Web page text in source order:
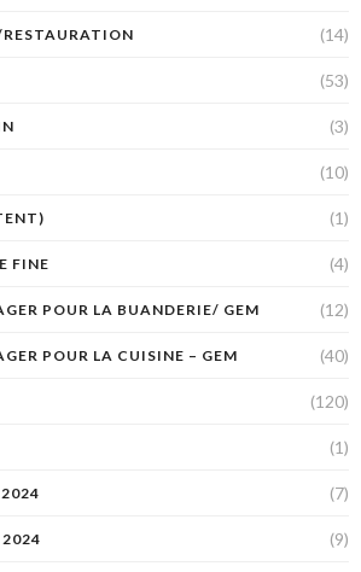
(14)
(53)
(3)
(10)
(1)
FINE (4)
POUR LA BUANDERIE/ GEM (12)
POUR LA CUISINE – GEM (40)
(120)
(1)
(7)
2024 (9)